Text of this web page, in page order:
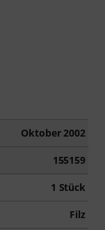
Oktober 2002
155159
1 Stück
Filz